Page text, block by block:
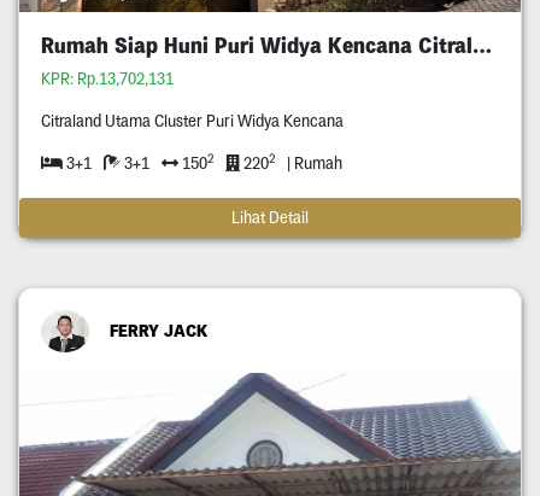
Rumah Siap Huni Puri Widya Kencana Citraland
KPR: Rp.13,702,131
Citraland Utama Cluster Puri Widya Kencana
3+1 3+1 1502 2202 | Rumah
Lihat Detail
FERRY JACK